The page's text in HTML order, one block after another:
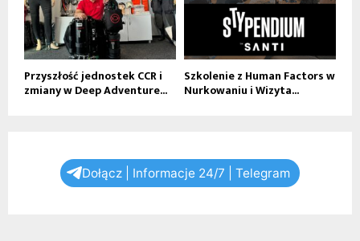
Przyszłość jednostek CCR i
zmiany w Deep Adventure...
Szkolenie z Human Factors w
Nurkowaniu i Wizyta...
Dołącz | Informacje 24/7 | Telegram